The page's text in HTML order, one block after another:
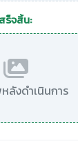
ร็จสิ้น:
ลังดำเนินการ